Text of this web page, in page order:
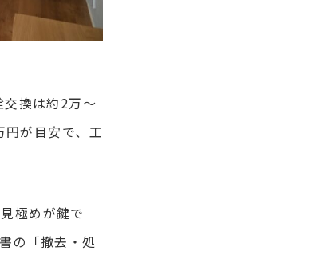
交換は約2万〜
が目安で、工
極めが鍵で
の「撤去・処